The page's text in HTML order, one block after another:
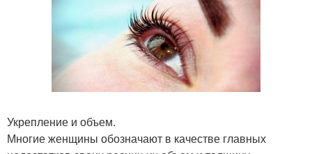
Укрепление и объем.
Многие женщины обозначают в качестве главных